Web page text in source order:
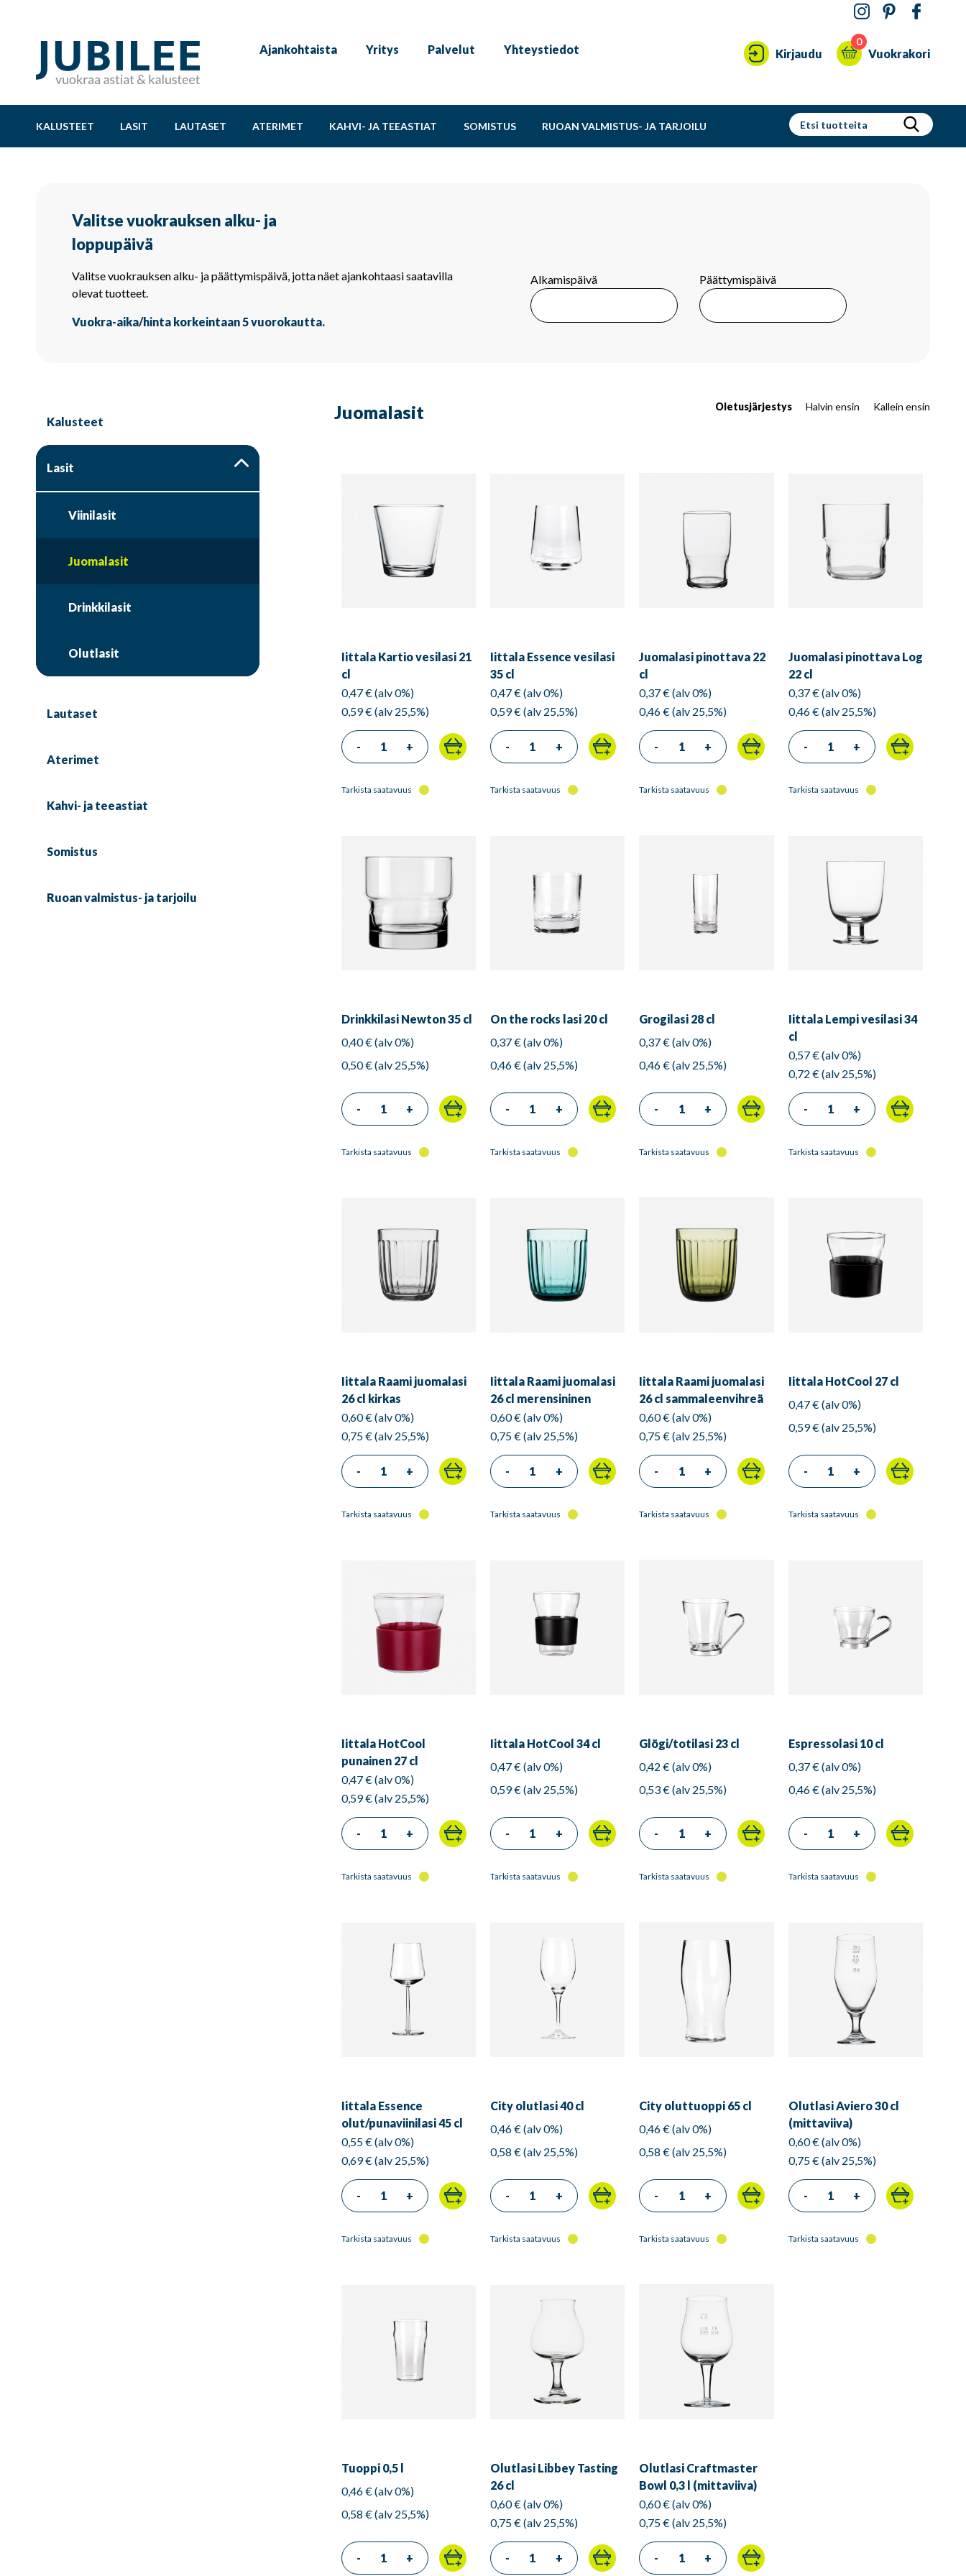
Ajankohtaista Yritys Palvelut Yhteystiedot Kirjaudu Vuokrakori
0
KALUSTEET LASIT LAUTASET ATERIMET KAHVI- JA TEEASTIAT SOMISTUS RUOAN VALMISTUS- JA TARJOILU
Valitse vuokrauksen alku- ja
loppupäivä
Valitse vuokrauksen alku- ja päättymispäivä, jotta näet ajankohtaasi saatavilla
olevat tuotteet.
Vuokra-aika/hinta korkeintaan 5 vuorokautta.
Alkamispäivä Päättymispäivä
Kalusteet
Lasit
Viinilasit
Juomalasit
Drinkkilasit
Olutlasit
Lautaset
Aterimet
Kahvi- ja teeastiat
Somistus
Ruoan valmistus- ja tarjoilu
Juomalasit Oletusjärjestys Halvin ensin Kallein ensin
Iittala Kartio vesilasi 21
cl
0,47 € (alv 0%)
0,59 € (alv 25,5%)
- +
Tarkista saatavuus
Iittala Essence vesilasi
35 cl
0,47 € (alv 0%)
0,59 € (alv 25,5%)
- +
Tarkista saatavuus
Juomalasi pinottava 22
cl
0,37 € (alv 0%)
0,46 € (alv 25,5%)
- +
Tarkista saatavuus
Juomalasi pinottava Log
22 cl
0,37 € (alv 0%)
0,46 € (alv 25,5%)
- +
Tarkista saatavuus
Drinkkilasi Newton 35 cl
0,40 € (alv 0%)
0,50 € (alv 25,5%)
- +
Tarkista saatavuus
On the rocks lasi 20 cl
0,37 € (alv 0%)
0,46 € (alv 25,5%)
- +
Tarkista saatavuus
Grogilasi 28 cl
0,37 € (alv 0%)
0,46 € (alv 25,5%)
- +
Tarkista saatavuus
Iittala Lempi vesilasi 34
cl
0,57 € (alv 0%)
0,72 € (alv 25,5%)
- +
Tarkista saatavuus
Iittala Raami juomalasi
26 cl kirkas
0,60 € (alv 0%)
0,75 € (alv 25,5%)
- +
Tarkista saatavuus
Iittala Raami juomalasi
26 cl merensininen
0,60 € (alv 0%)
0,75 € (alv 25,5%)
- +
Tarkista saatavuus
Iittala Raami juomalasi
26 cl sammaleenvihreä
0,60 € (alv 0%)
0,75 € (alv 25,5%)
- +
Tarkista saatavuus
Iittala HotCool 27 cl
0,47 € (alv 0%)
0,59 € (alv 25,5%)
- +
Tarkista saatavuus
Iittala HotCool
punainen 27 cl
0,47 € (alv 0%)
0,59 € (alv 25,5%)
- +
Tarkista saatavuus
Iittala HotCool 34 cl
0,47 € (alv 0%)
0,59 € (alv 25,5%)
- +
Tarkista saatavuus
Glögi/totilasi 23 cl
0,42 € (alv 0%)
0,53 € (alv 25,5%)
- +
Tarkista saatavuus
Espressolasi 10 cl
0,37 € (alv 0%)
0,46 € (alv 25,5%)
- +
Tarkista saatavuus
Iittala Essence
olut/punaviinilasi 45 cl
0,55 € (alv 0%)
0,69 € (alv 25,5%)
- +
Tarkista saatavuus
City olutlasi 40 cl
0,46 € (alv 0%)
0,58 € (alv 25,5%)
- +
Tarkista saatavuus
City oluttuoppi 65 cl
0,46 € (alv 0%)
0,58 € (alv 25,5%)
- +
Tarkista saatavuus
Olutlasi Aviero 30 cl
(mittaviiva)
0,60 € (alv 0%)
0,75 € (alv 25,5%)
- +
Tarkista saatavuus
Tuoppi 0,5 l
0,46 € (alv 0%)
0,58 € (alv 25,5%)
- +
Olutlasi Libbey Tasting
26 cl
0,60 € (alv 0%)
0,75 € (alv 25,5%)
- +
Olutlasi Craftmaster
Bowl 0,3 l (mittaviiva)
0,60 € (alv 0%)
0,75 € (alv 25,5%)
- +